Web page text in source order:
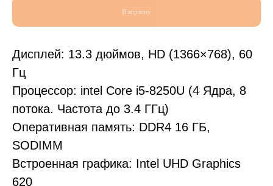
В корзину
Дисплей: 13.3 дюймов, HD (1366×768), 60
Гц
Процессор: intel Core i5-8250U (4 Ядра, 8
потока. Частота до 3.4 ГГц)
Оперативная память: DDR4 16 ГБ,
SODIMM
Встроенная графика: Intel UHD Graphics
620